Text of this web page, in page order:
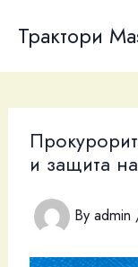
content
Трактори
и защита
By admin